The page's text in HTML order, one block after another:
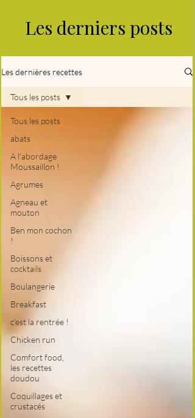
Les derniers posts
Les dernières recettes
Tous les posts
abats
A l'abordage
Moussaillon !
Agrumes
Agneau et
mouton
Ben mon cochon
!
Boissons et
cocktails
Boulangerie
Breakfast
c'est la rentrée !
Chicken run
Comfort food,
les recettes
doudou
Coquillages et
crustacés
Tous les posts